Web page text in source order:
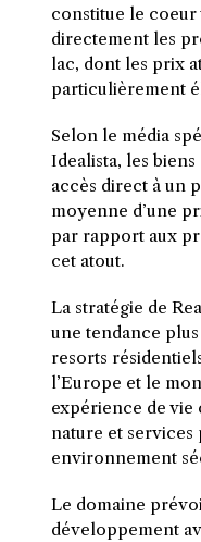
constitue le coeur
directement les
lac, dont les prix
particulièrement
Selon le média
Idealista, les biens
accès direct à un
moyenne d’une
par rapport aux
cet atout.
La stratégie de
une tendance
resorts
l’Europe et le
expérience de
nature et services
environnement
Le domaine
développement